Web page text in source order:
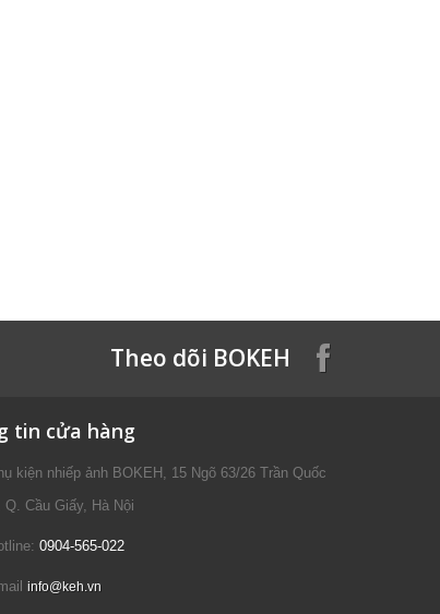
Theo dõi BOKEH
tin cửa hàng
kiện nhiếp ảnh BOKEH, 15 Ngõ 63/26 Trần Quốc
Cầu Giấy, Hà Nội
0904-565-022
info@keh.vn